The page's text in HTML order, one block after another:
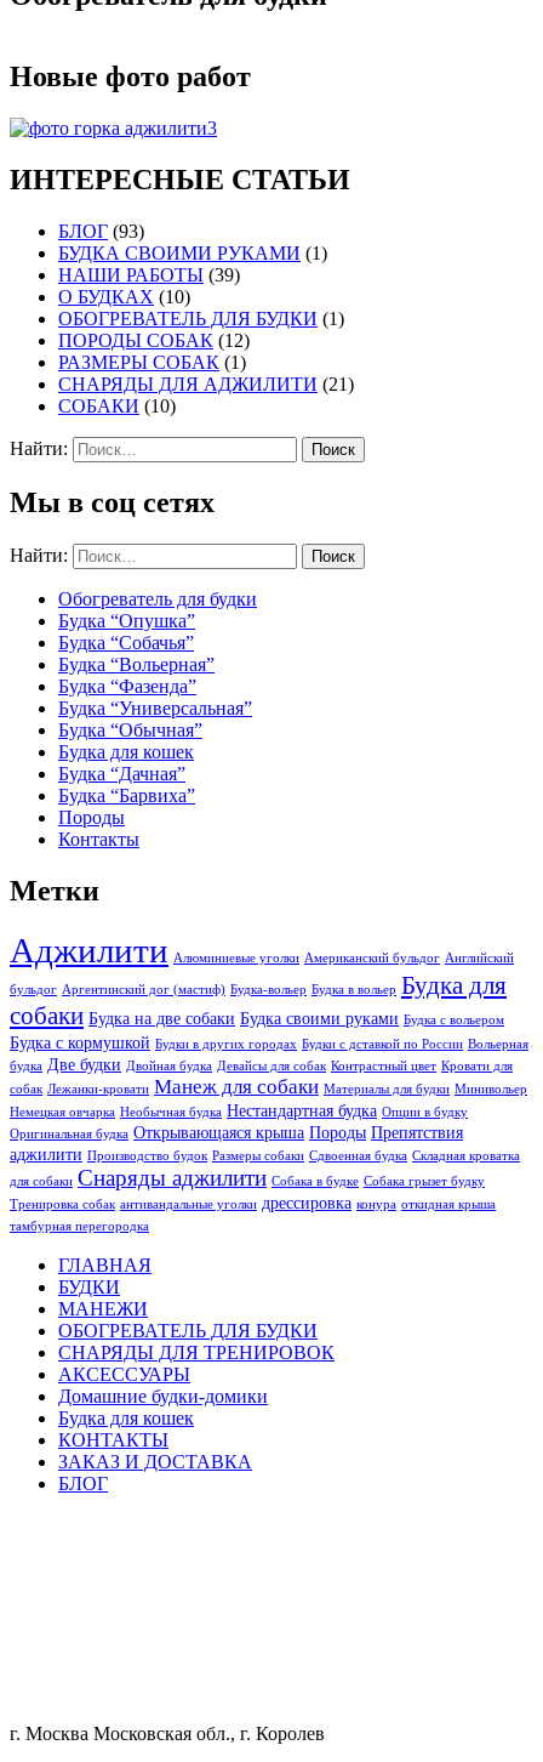
Новые фото работ
ИНТЕРЕСНЫЕ СТАТЬИ
БЛОГ (93)
БУДКА СВОИМИ РУКАМИ (1)
НАШИ РАБОТЫ (39)
О БУДКАХ (10)
ОБОГРЕВАТЕЛЬ ДЛЯ БУДКИ (1)
ПОРОДЫ СОБАК (12)
РАЗМЕРЫ СОБАК (1)
СНАРЯДЫ ДЛЯ АДЖИЛИТИ (21)
СОБАКИ (10)
Найти:
Мы в соц сетях
Найти:
Обогреватель для будки
Будка “Опушка”
Будка “Собачья”
Будка “Вольерная”
Будка “Фазенда”
Будка “Универсальная”
Будка “Обычная”
Будка для кошек
Будка “Дачная”
Будка “Барвиха”
Породы
Контакты
Метки
Аджилити Алюминиевые уголки Американский бульдог Английский
бульдог Аргентинский дог (мастиф) Будка-вольер Будка в вольер Будка для
собаки Будка на две собаки Будка своими руками Будка с вольером
Будка с кормушкой Будки в других городах Будки с дставкой по России Вольерная
будка Две будки Двойная будка Девайсы для собак Контрастный цвет Кровати для
собак Лежанки-кровати Манеж для собаки Материалы для будки Минивольер
Немецкая овчарка Необычная будка Нестандартная будка Опции в будку
Оригинальная будка Открывающаяся крыша Породы Препятствия
аджилити Производство будок Размеры собаки Сдвоенная будка Складная кроватка
для собаки Снаряды аджилити Собака в будке Собака грызет будку
Тренировка собак антивандальные уголки дрессировка конура откидная крыша
тамбурная перегородка
ГЛАВНАЯ
БУДКИ
МАНЕЖИ
ОБОГРЕВАТЕЛЬ ДЛЯ БУДКИ
СНАРЯДЫ ДЛЯ ТРЕНИРОВОК
АКСЕССУАРЫ
Домашние будки-домики
Будка для кошек
КОНТАКТЫ
ЗАКАЗ И ДОСТАВКА
БЛОГ
г. Москва Московская обл., г. Королев